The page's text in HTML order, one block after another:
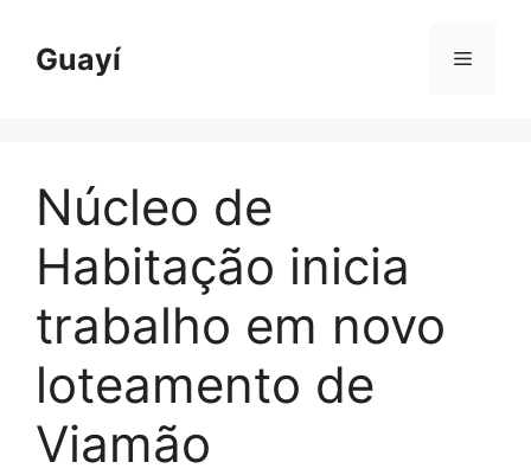
Guayí Menu
Núcleo de
Habitação inicia
trabalho em novo
loteamento de
Viamão